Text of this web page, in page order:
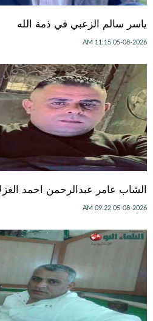
ياسر سالم الزعبي في ذمة الله
05-08-2026 11:15 AM
الشاب عامر عبدالرحمن احمد
05-08-2026 09:22 AM